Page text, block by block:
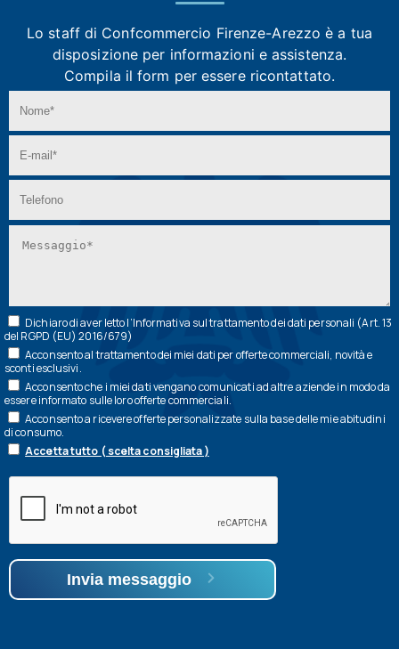
Lo staff di Confcommercio Firenze-Arezzoè a tua
disposizione per informazioni e assistenza.
Compila il form per essere ricontattato.
Dichiaro di aver letto l’Informativa sul trattamento dei dati personali (Art. 13
del RGPD (EU) 2016/679)
Acconsento al trattamento dei miei dati per offerte commerciali, novità e
sconti esclusivi.
Acconsento che i miei dati vengano comunicati ad altre aziende in modo da
essere informato sulle loro offerte commerciali.
Acconsento a ricevere offerte personalizzate sulla base delle mie abitudini
di consumo.
Accetta tutto ( scelta consigliata )
Invia messaggio